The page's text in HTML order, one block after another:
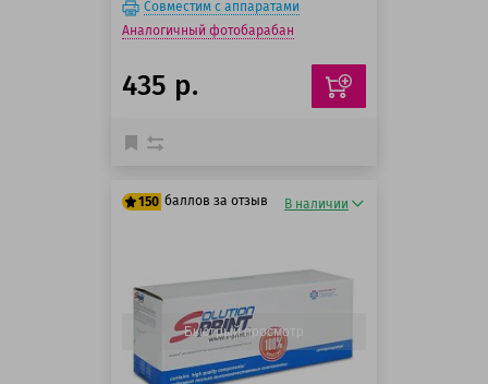
Совместим с аппаратами
Аналогичный фотобарабан
435 р.
150 баллов за отзыв
150 баллов
В наличии
Быстрый просмотр